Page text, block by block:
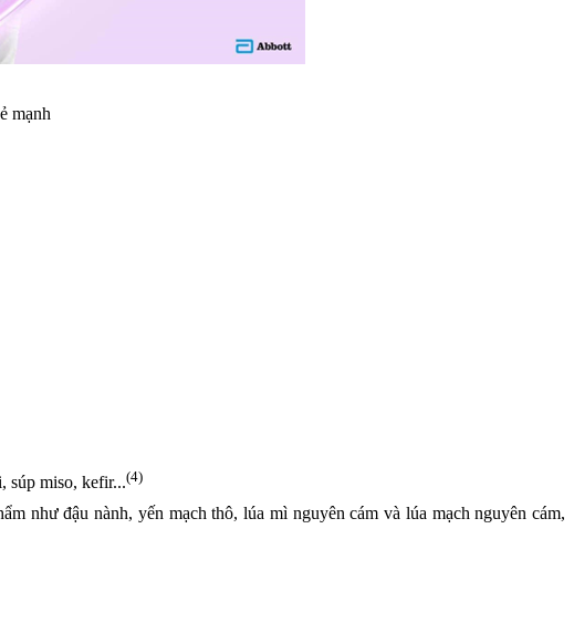
mạnh
súp miso, kefir...(4)
như đậu nành, yến mạch thô, lúa mì nguyên cám và lúa mạch nguyên cám,